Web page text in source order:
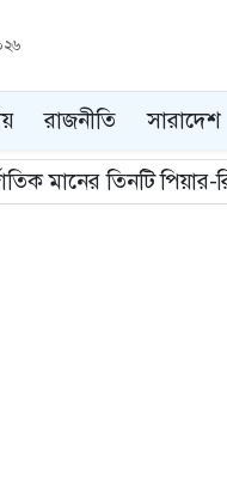
রাজনীতি সারাদেশ
মানের তিনটি